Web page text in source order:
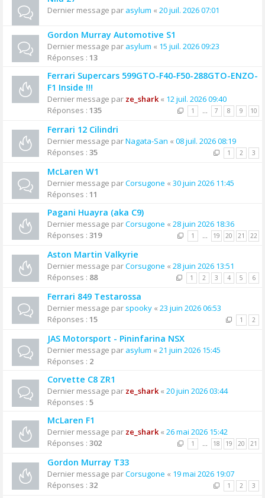
Dernier message par asylum « 20 juil. 2026 07:01
Gordon Murray Automotive S1
Dernier message par asylum « 15 juil. 2026 09:23
Réponses : 13
Ferrari Supercars 599GTO-F40-F50-288GTO-ENZO-
F1 Inside !!!
Dernier message par ze_shark« 12 juil. 2026 09:40
Réponses : 135 1 … 7 8 9 10
Ferrari 12 Cilindri
Dernier message parNagata-San « 08 juil. 2026 08:19
Réponses : 35 1 2 3
McLaren W1
Dernier message parCorsugone « 30 juin 2026 11:45
Réponses : 11
Pagani Huayra (aka C9)
Dernier message parCorsugone « 28 juin 2026 18:36
Réponses : 319 1 … 19 20 21 22
Aston Martin Valkyrie
Dernier message parCorsugone « 28 juin 2026 13:51
Réponses : 88 1 2 3 4 5 6
Ferrari 849 Testarossa
Dernier message par spooky « 23 juin 2026 06:53
Réponses : 15 1 2
JAS Motorsport - Pininfarina NSX
Dernier message par asylum « 21 juin 2026 15:45
Réponses : 2
Corvette C8 ZR1
Dernier message par ze_shark« 20 juin 2026 03:44
Réponses : 5
McLaren F1
Dernier message par ze_shark« 26 mai 2026 15:42
Réponses : 302 1 … 18 19 20 21
Gordon Murray T33
Dernier message parCorsugone « 19 mai 2026 19:07
Réponses : 32 1 2 3